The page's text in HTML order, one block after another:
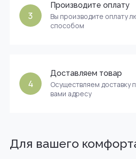
3
Производите оплату
Вы производите оплату
способом
4
Доставляем товар
Осуществляем доставку
вами адресу
Для вашего